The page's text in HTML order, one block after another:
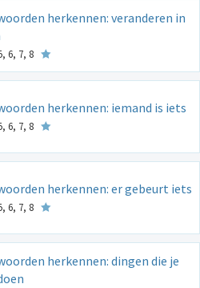
herkennen: veranderen in
6, 7, 8
herkennen: iemand is iets
6, 7, 8
herkennen: er gebeurt iets
6, 7, 8
herkennen: dingen die je